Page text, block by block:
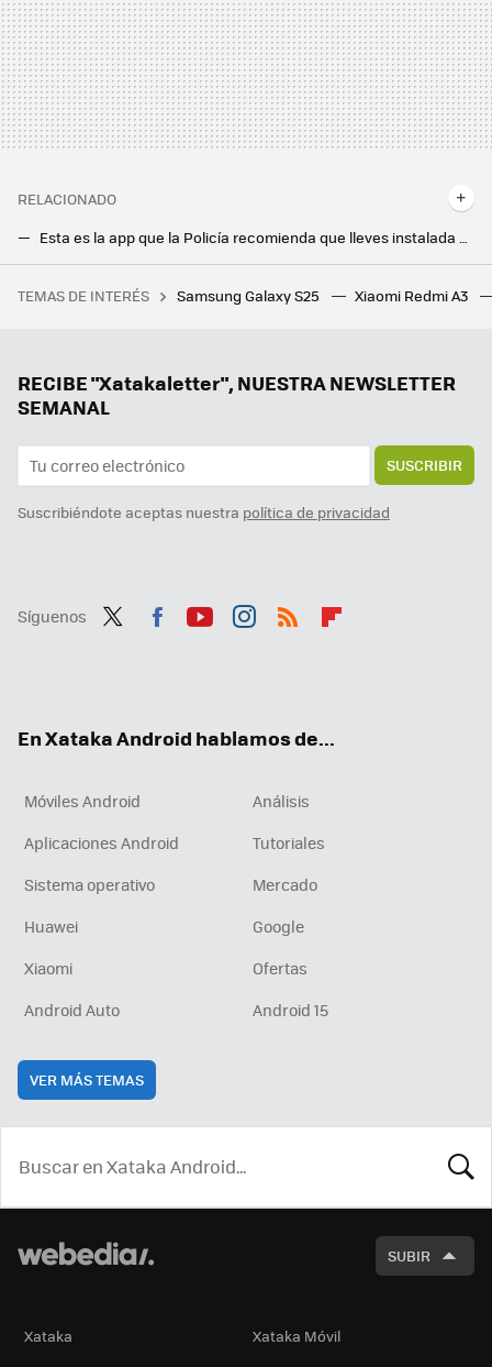
RELACIONADO
Esta es la app que la Policía recomienda que lleves instalada en el móvil. Te puede ser de gran ayuda en una emergencia
Tormenta perfecta en Spotify: tras perseguir a los usuarios del APK Premium, ahora oye anuncios por error hasta quien sí paga
TEMAS DE INTERÉS Samsung Galaxy S25 Xiaomi Redmi A3
RECIBE "Xatakaletter", NUESTRA NEWSLETTER
SEMANAL
SUSCRIBIR
Suscribiéndote aceptas nuestra política de privacidad
Síguenos
En Xataka Android hablamos de...
Móviles Android
Análisis
Aplicaciones Android
Tutoriales
Sistema operativo
Mercado
Huawei
Google
Xiaomi
Ofertas
Android Auto
Android 15
VER MÁS TEMAS
SUBIR
Xataka
Xataka Móvil